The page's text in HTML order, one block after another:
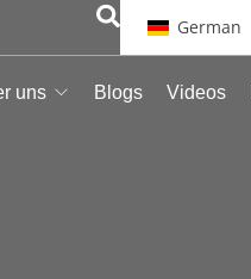
German
uns Blogs Videos